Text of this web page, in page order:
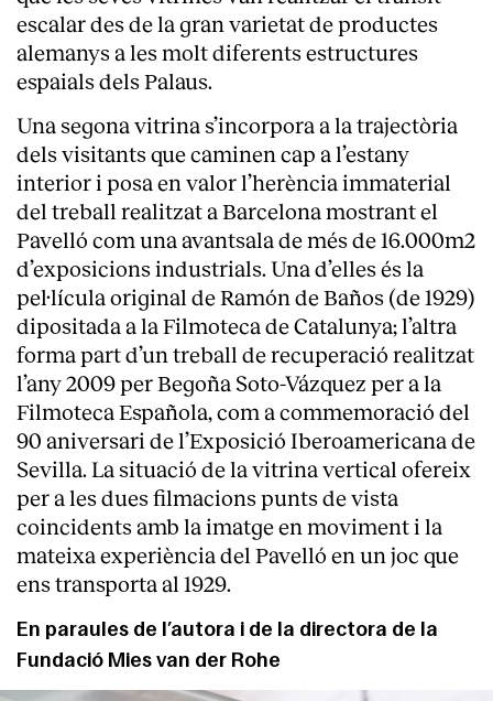
escalar des de la gran varietat de productes
alemanys a les molt diferents estructures
espaials dels Palaus.
Una segona vitrina s’incorpora a la trajectòria
dels visitants que caminen cap a l’estany
interior i posa en valor l’herència immaterial
del treball realitzat a Barcelona mostrant el
Pavelló com una avantsala de més de 16.000m2
d’exposicions industrials. Una d’elles és la
pel·lícula original de Ramón de Baños (de 1929)
dipositada a la Filmoteca de Catalunya; l’altra
forma part d’un treball de recuperació realitzat
l’any 2009 per Begoña Soto-Vázquez per a la
Filmoteca Española, com a commemoració del
90 aniversari de l’Exposició Iberoamericana de
Sevilla. La situació de la vitrina vertical ofereix
per a les dues filmacions punts de vista
coincidents amb la imatge en moviment i la
mateixa experiència del Pavelló en un joc que
ens transporta al 1929.
En paraules de l’autora i de la directora de la
Fundació Mies van der Rohe